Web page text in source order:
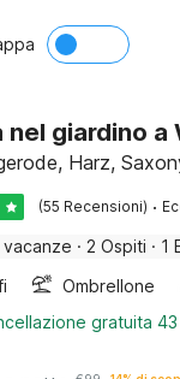
nel giardino
Harz,
(55 Recensioni) ·
vacanze · 2 Ospiti · 1
Ombrellone
gratuita